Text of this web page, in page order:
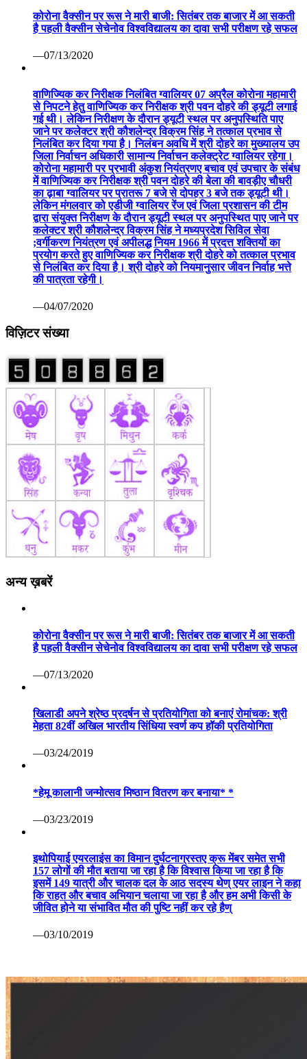
कोरोना वैक्सीन पर रूस ने मारी बाजी: सितंबर तक बाजार में आ सकती
है पहली वैक्सीन सेचेनोव विश्वविद्यालय का दावा सभी परीक्षण रहे सफल
—07/13/2020
वाणिज्यिक कर निरीक्षक निलंबित ग्वालियर 07 अप्रैल कोरोना महामारी
से निपटने हेतु वाणिज्यिक कर निरीक्षक श्री पवन दोहरे की ड्यूटी लगाई
गई थी। लेकिन निरीक्षण के दौरान ड्यूटी स्थल पर अनुपस्थिति पाए
जाने पर कलेक्टर श्री कौशलेन्द्र विक्रम सिंह ने तत्काल प्रभाव से
निलंबित कर दिया गया है। निलंबन अवधि में श्री दोहरे का मुख्यालय उप
जिला निर्वाचन अधिकारी सामान्य निर्वाचन कलेक्ट्रेट ग्वालियर रहेगा।
कोरोना महामारी पर प्रभावी अंकुश नियंत्रणए बचाव एवं उपचार के संबंध
में वाणिज्यिक कर निरीक्षक श्री पवन दोहरे की बेला की बावड़ीए चौधरी
का ढ़ाबा ग्वालियर पर प्रातरू 7 बजे से दोपहर 3 बजे तक ड्यूटी थी।
लेकिन मंगलवार को एडीजी ग्वालियर रेंज एवं जिला प्रशासन की टीम
द्वारा संयुक्त निरीक्षण के दौरान ड्यूटी स्थल पर अनुपस्थित पाए जाने पर
कलेक्टर श्री कौशलेन्द्र विक्रम सिंह ने मध्यप्रदेश सिविल सेवा
;वर्गीकरण नियंत्रण एवं अपीलद्ध नियम 1966 में प्रदत्त शक्तियों का
प्रयोग करते हुए वाणिज्यिक कर निरीक्षक श्री दोहरे को तत्काल प्रभाव
से निलंबित कर दिया है। श्री दोहरे को नियमानुसार जीवन निर्वाह भत्ते
की पात्रता रहेगी।
—04/07/2020
विज़िटर संख्या
अन्य ख़बरें
कोरोना वैक्सीन पर रूस ने मारी बाजी: सितंबर तक बाजार में आ सकती
है पहली वैक्सीन सेचेनोव विश्वविद्यालय का दावा सभी परीक्षण रहे सफल
—07/13/2020
खिलाडी अपने श्रेष्ठ प्रदर्षन से प्रतियोगिता को बनाएं रोमांचक: श्री
मेहता 82वीं अखिल भारतीय सिंधिया स्वर्ण कप हॉकी प्रतियोगिता
—03/24/2019
*हेमू कालानी जन्मोत्सव मिष्ठान वितरण कर बनाया* *
—03/23/2019
इथोपियाई एयरलाइंस का विमान दुर्घटनाग्रस्तए क्रू मेंबर समेत सभी
157 लोगों की मौत बताया जा रहा है कि विश्वास किया जा रहा है कि
इसमें 149 यात्री और चालक दल के आठ सदस्य थेण् एयर लाइन ने कहा
कि राहत और बचाव अभियान चलाया जा रहा है और हम अभी किसी के
जीवित होने या संभावित मौत की पुष्टि नहीं कर रहे हैण्
—03/10/2019